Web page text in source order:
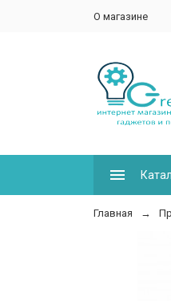
О магазине
Главная